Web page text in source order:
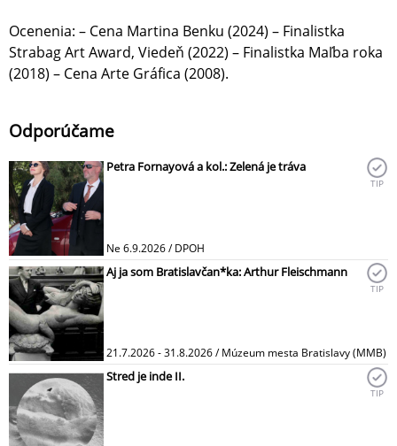
Ocenenia: – Cena Martina Benku (2024) – Finalistka
Strabag Art Award, Viedeň (2022) – Finalistka Maľba roka
(2018) – Cena Arte Gráfica (2008).
Odporúčame
Petra Fornayová a kol.: Zelená je tráva
Ne 6.9.2026 / DPOH
TIP
Aj ja som Bratislavčan*ka: Arthur Fleischmann
21.7.2026 - 31.8.2026 / Múzeum mesta Bratislavy (MMB)
TIP
Stred je inde II.
TIP